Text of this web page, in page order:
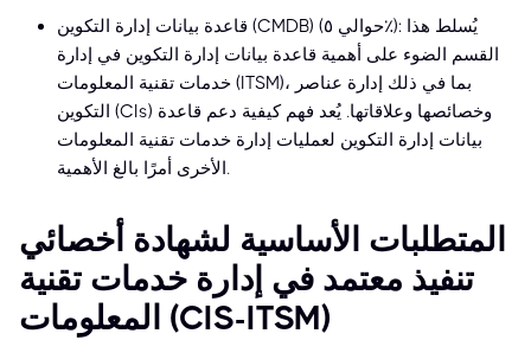
قاعدة بيانات إدارة التكوين (CMDB) (حوالي ٥٪): يُسلط هذا
القسم الضوء على أهمية قاعدة بيانات إدارة التكوين في إدارة
خدمات تقنية المعلومات (ITSM)، بما في ذلك إدارة عناصر
التكوين (CIs) وخصائصها وعلاقاتها. يُعد فهم كيفية دعم قاعدة
بيانات إدارة التكوين لعمليات إدارة خدمات تقنية المعلومات
الأخرى أمرًا بالغ الأهمية.
المتطلبات الأساسية لشهادة أخصائي
تنفيذ معتمد في إدارة خدمات تقنية
المعلومات (CIS-ITSM)